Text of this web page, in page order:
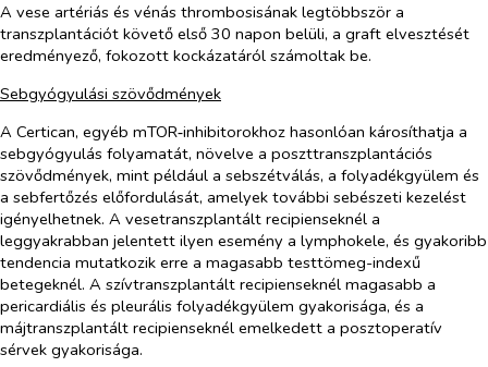
A vese artériás és vénás thrombosisának legtöbbször a
transzplantációt követő első 30 napon belüli, a graft elvesztését
eredményező, fokozott kockázatáról számoltak be.
Sebgyógyulási szövődmények
A Certican, egyéb mTOR‑inhibitorokhoz hasonlóan károsíthatja a
sebgyógyulás folyamatát, növelve a poszttranszplantációs
szövődmények, mint például a sebszétválás, a folyadékgyülem és
a sebfertőzés előfordulását, amelyek további sebészeti kezelést
igényelhetnek. A vesetranszplantált recipienseknél a
leggyakrabban jelentett ilyen esemény a lymphokele, és gyakoribb
tendencia mutatkozik erre a magasabb testtömeg-indexű
betegeknél. A szívtranszplantált recipienseknél magasabb a
pericardiális és pleurális folyadékgyülem gyakorisága, és a
májtranszplantált recipienseknél emelkedett a posztoperatív
sérvek gyakorisága.